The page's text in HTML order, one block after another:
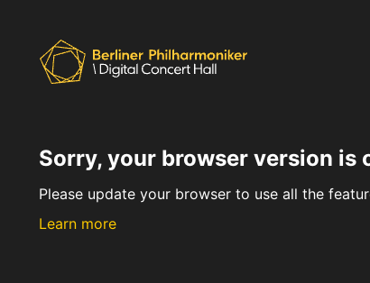
Sorry, your browser version is
Please update your browser to use all the
Learn more